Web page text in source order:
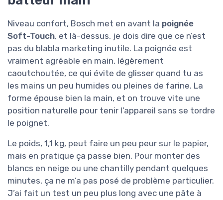
Niveau confort, Bosch met en avant la poignée
Soft-Touch, et là-dessus, je dois dire que ce n’est
pas du blabla marketing inutile. La poignée est
vraiment agréable en main, légèrement
caoutchoutée, ce qui évite de glisser quand tu as
les mains un peu humides ou pleines de farine. La
forme épouse bien la main, et on trouve vite une
position naturelle pour tenir l’appareil sans se tordre
le poignet.
Le poids, 1,1 kg, peut faire un peu peur sur le papier,
mais en pratique ça passe bien. Pour monter des
blancs en neige ou une chantilly pendant quelques
minutes, ça ne m’a pas posé de problème particulier.
J’ai fait un test un peu plus long avec une pâte à